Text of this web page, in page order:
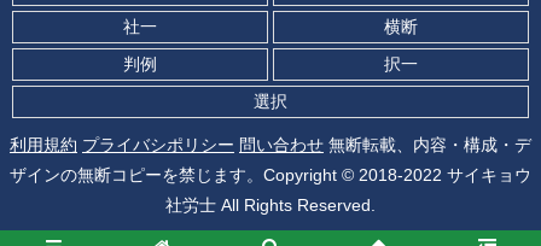
社一
横断
判例
択一
選択
利用規約 プライバシポリシー 問い合わせ 無断転載、内容・構成・デ
ザインの無断コピーを禁じます。Copyright © 2018-2022 サイキョウ
社労士 All Rights Reserved.